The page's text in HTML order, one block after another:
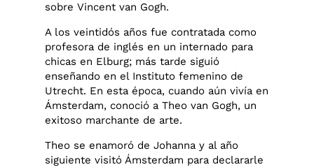
sobre Vincent van Gogh.
A los veintidós años fue contratada como
profesora de inglés en un internado para
chicas en Elburg; más tarde siguió
enseñando en el Instituto femenino de
Utrecht. En esta época, cuando aún vivía en
Ámsterdam, conoció a Theo van Gogh, un
exitoso marchante de arte.
Theo se enamoró de Johanna y al año
siguiente visitó Ámsterdam para declararle